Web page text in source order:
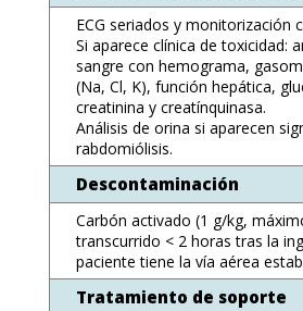
ECG seriados y monitorización
Si aparece clínica de toxicidad:
sangre con hemograma,
(Na, Cl, K), función hepática,
creatinina y creatínquinasa.
Análisis de orina si aparecen
rabdomiólisis.
Descontaminación
Carbón activado (1 g/kg,
transcurrido < 2 horas tras la
paciente tiene la vía aérea
Tratamiento de soporte